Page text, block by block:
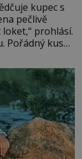
kupec s
pečlivě
prohlásí.
Pořádný kus
švadlena
podívejte.“